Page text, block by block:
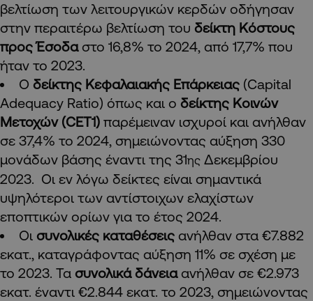
βελτίωση των λειτουργικών κερδών οδήγησαν
στην περαιτέρω βελτίωση του δείκτη Κόστους
προς Έσοδαστο 16,8% το 2024, από 17,7% που
ήταν το 2023.
Ο δείκτης Κεφαλαιακής Επάρκειας (Capital
Adequacy Ratio) όπως και ο δείκτης Κοινών
Μετοχών (CET1) παρέμειναν ισχυροί και ανήλθαν
σε 37,4% το 2024, σημειώνοντας αύξηση 330
μονάδων βάσης έναντι της 31ης Δεκεμβρίου
2023. Οι εν λόγω δείκτες είναι σημαντικά
υψηλότεροι των αντίστοιχων ελαχίστων
εποπτικών ορίων για το έτος 2024.
Οι συνολικές καταθέσεις ανήλθαν στα €7.882
εκατ., καταγράφοντας αύξηση 11% σε σχέση με
το 2023. Τα συνολικά δάνειαανήλθαν σε €2.973
εκατ. έναντι €2.844 εκατ. το 2023, σημειώνοντας